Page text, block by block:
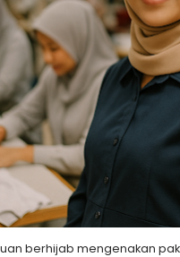
berhijab mengenakan